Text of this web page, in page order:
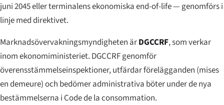
juni 2045 eller terminalens ekonomiska end-of-life — genomförs i
linje med direktivet.
Marknadsövervakningsmyndigheten ärDGCCRF, som verkar
inom ekonomiministeriet. DGCCRF genomför
överensstämmelseinspektioner, utfärdar förelägganden (mises
en demeure) och bedömer administrativa böter under de nya
bestämmelserna i Code de la consommation.